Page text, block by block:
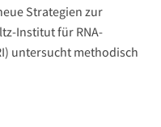
Strategien zur
Institut für RNA-
untersucht methodisch